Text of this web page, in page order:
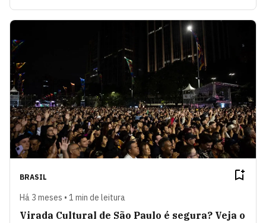
BRASIL
Há 3 meses • 1 min de leitura
Virada Cultural de São Paulo é segura? Veja o